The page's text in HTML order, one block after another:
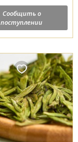
Сообщить о
поступлении